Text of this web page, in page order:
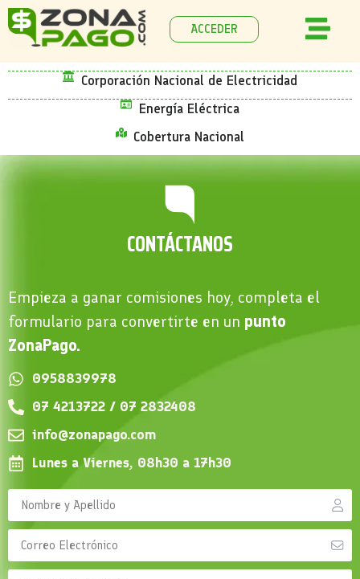
ACCEDER
Corporación Nacional de Electricidad
Energía Eléctrica
Cobertura Nacional
CONTÁCTANOS
Empieza a ganar comisiones hoy, completa el
formulario para convertirte en un punto
ZonaPago.
0958839978
07 4213722 / 07 2832408
info@zonapago.com
Lunes a Viernes, 08h30 a 17h30